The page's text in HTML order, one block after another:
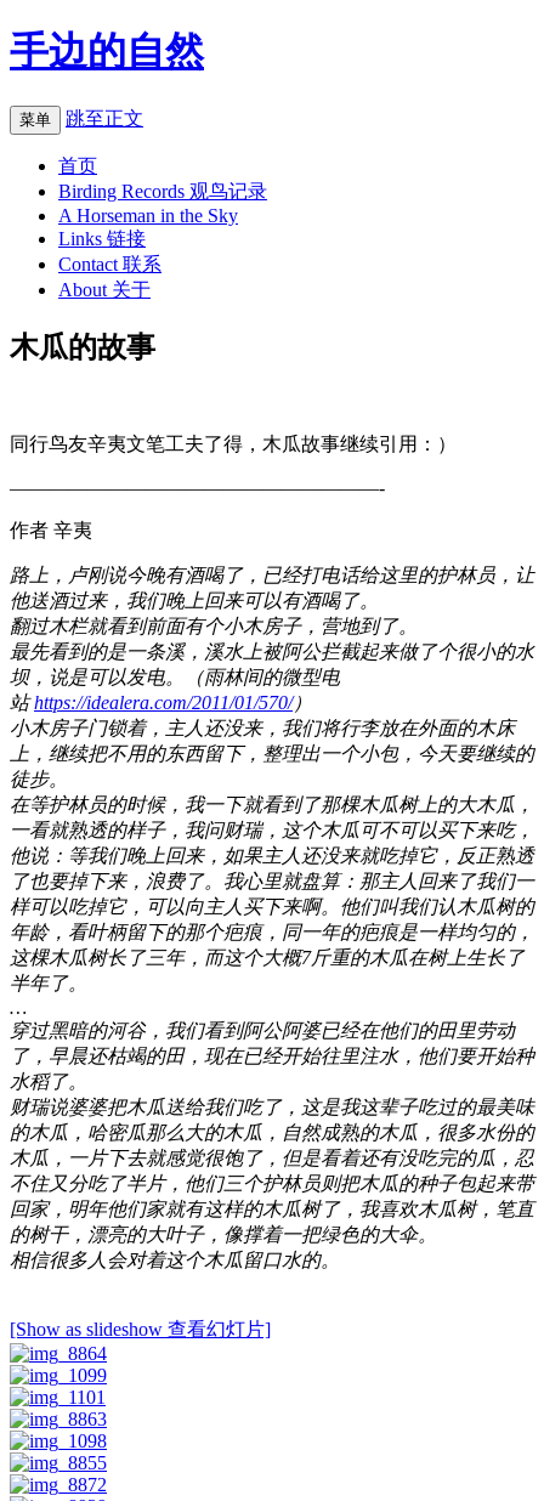
手边的自然
菜单 跳至正文
首页
Birding Records 观鸟记录
A Horseman in the Sky
Links 链接
Contact 联系
About 关于
木瓜的故事
同行鸟友辛夷文笔工夫了得，木瓜故事继续引用：）
———————————————————-
作者 辛夷
路上，卢刚说今晚有酒喝了，已经打电话给这里的护林员，让
他送酒过来，我们晚上回来可以有酒喝了。
翻过木栏就看到前面有个小木房子，营地到了。
最先看到的是一条溪，溪水上被阿公拦截起来做了个很小的水
坝，说是可以发电。（雨林间的微型电
站https://idealera.com/2011/01/570/）
小木房子门锁着，主人还没来，我们将行李放在外面的木床
上，继续把不用的东西留下，整理出一个小包，今天要继续的
徒步。
在等护林员的时候，我一下就看到了那棵木瓜树上的大木瓜，
一看就熟透的样子，我问财瑞，这个木瓜可不可以买下来吃，
他说：等我们晚上回来，如果主人还没来就吃掉它，反正熟透
了也要掉下来，浪费了。我心里就盘算：那主人回来了我们一
样可以吃掉它，可以向主人买下来啊。他们叫我们认木瓜树的
年龄，看叶柄留下的那个疤痕，同一年的疤痕是一样均匀的，
这棵木瓜树长了三年，而这个大概7斤重的木瓜在树上生长了
半年了。
…
穿过黑暗的河谷，我们看到阿公阿婆已经在他们的田里劳动
了，早晨还枯竭的田，现在已经开始往里注水，他们要开始种
水稻了。
财瑞说婆婆把木瓜送给我们吃了，这是我这辈子吃过的最美味
的木瓜，哈密瓜那么大的木瓜，自然成熟的木瓜，很多水份的
木瓜，一片下去就感觉很饱了，但是看着还有没吃完的瓜，忍
不住又分吃了半片，他们三个护林员则把木瓜的种子包起来带
回家，明年他们家就有这样的木瓜树了，我喜欢木瓜树，笔直
的树干，漂亮的大叶子，像撑着一把绿色的大伞。
相信很多人会对着这个木瓜留口水的。
[Show as slideshow 查看幻灯片]